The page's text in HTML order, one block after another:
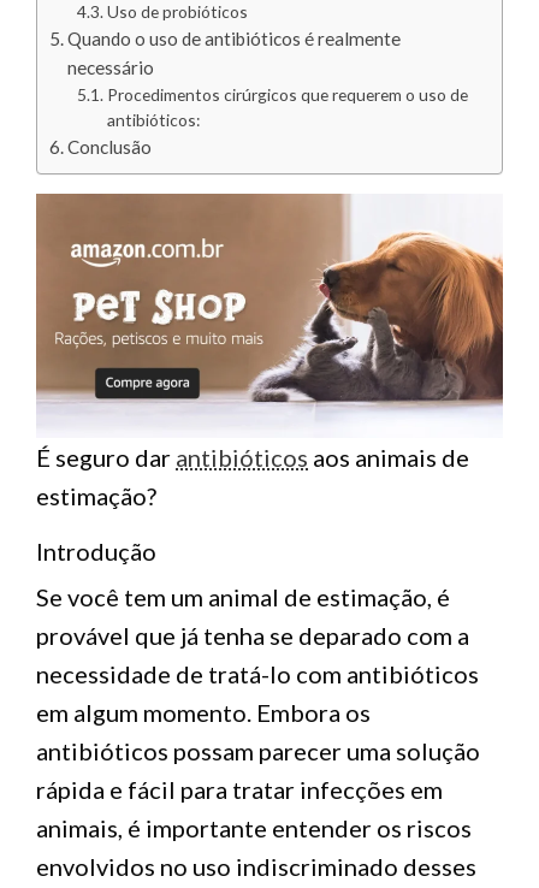
Uso de probióticos
Quando o uso de antibióticos é realmente
necessário
Procedimentos cirúrgicos que requerem o uso de
antibióticos:
Conclusão
É seguro dar antibióticos aos animais de
estimação?
Introdução
Se você tem um animal de estimação, é
provável que já tenha se deparado com a
necessidade de tratá-lo com antibióticos
em algum momento. Embora os
antibióticos possam parecer uma solução
rápida e fácil para tratar infecções em
animais, é importante entender os riscos
envolvidos no uso indiscriminado desses